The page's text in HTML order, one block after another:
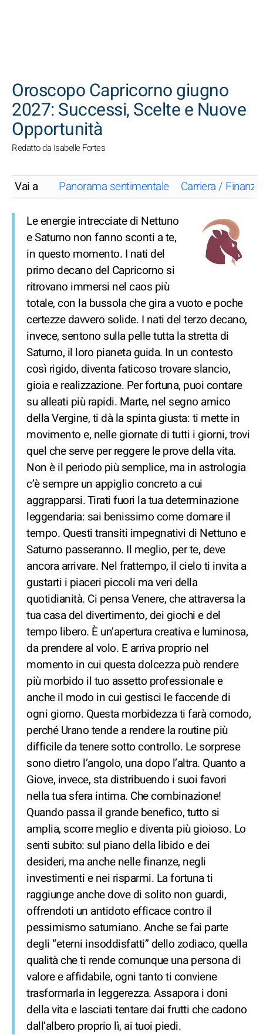
Oroscopo Capricorno giugno
2027: Successi, Scelte e Nuove
Opportunità
Redatto da Isabelle Fortes
Vai a Panorama sentimentale Carriera / Finanze
Le energie intrecciate di Nettuno
e Saturno non fanno sconti a te,
in questo momento. I nati del
primo decano del Capricorno si
ritrovano immersi nel caos più
totale, con la bussola che gira a vuoto e poche
certezze davvero solide. I nati del terzo decano,
invece, sentono sulla pelle tutta la stretta di
Saturno, il loro pianeta guida. In un contesto
così rigido, diventa faticoso trovare slancio,
gioia e realizzazione. Per fortuna, puoi contare
su alleati più rapidi. Marte, nel segno amico
della Vergine, ti dà la spinta giusta: ti mette in
movimento e, nelle giornate di tutti i giorni, trovi
quel che serve per reggere le prove della vita.
Non è il periodo più semplice, ma in astrologia
c’è sempre un appiglio concreto a cui
aggrapparsi. Tirati fuori la tua determinazione
leggendaria: sai benissimo come domare il
tempo. Questi transiti impegnativi di Nettuno e
Saturno passeranno. Il meglio, per te, deve
ancora arrivare. Nel frattempo, il cielo ti invita a
gustarti i piaceri piccoli ma veri della
quotidianità. Ci pensa Venere, che attraversa la
tua casa del divertimento, dei giochi e del
tempo libero. È un’apertura creativa e luminosa,
da prendere al volo. E arriva proprio nel
momento in cui questa dolcezza può rendere
più morbido il tuo assetto professionale e
anche il modo in cui gestisci le faccende di
ogni giorno. Questa morbidezza ti farà comodo,
perché Urano tende a rendere la routine più
difficile da tenere sotto controllo. Le sorprese
sono dietro l’angolo, una dopo l’altra. Quanto a
Giove, invece, sta distribuendo i suoi favori
nella tua sfera intima. Che combinazione!
Quando passa il grande benefico, tutto si
amplia, scorre meglio e diventa più gioioso. Lo
senti subito: sul piano della libido e dei
desideri, ma anche nelle finanze, negli
investimenti e nei risparmi. La fortuna ti
raggiunge anche dove di solito non guardi,
offrendoti un antidoto efficace contro il
pessimismo saturniano. Anche se fai parte
degli “eterni insoddisfatti” dello zodiaco, quella
qualità che ti rende comunque una persona di
valore e affidabile, ogni tanto ti conviene
trasformarla in leggerezza. Assapora i doni
della vita e lasciati tentare dai frutti che cadono
dall’albero proprio lì, ai tuoi piedi.